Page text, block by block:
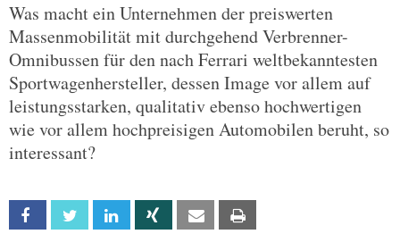
Was macht ein Unternehmen der preiswerten
Massenmobilität mit durchgehend Verbrenner-
Omnibussen für den nach Ferrari weltbekanntesten
Sportwagenhersteller, dessen Image vor allem auf
leistungsstarken, qualitativ ebenso hochwertigen
wie vor allem hochpreisigen Automobilen beruht, so
interessant?
Facebook Twitter Linkedin Xing Email